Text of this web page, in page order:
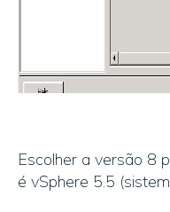
Escolher a versão 8
é vSphere 5.5